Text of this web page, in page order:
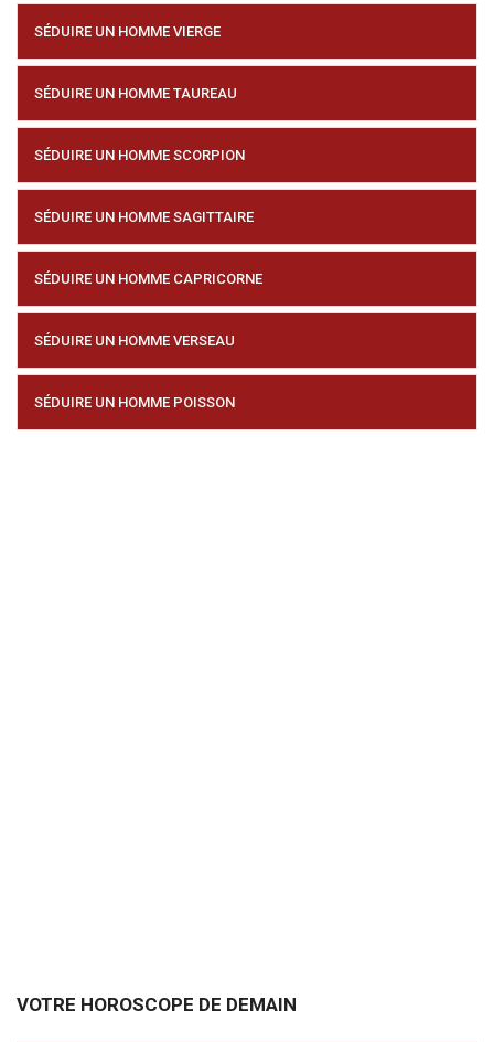
SÉDUIRE UN HOMME VIERGE
SÉDUIRE UN HOMME TAUREAU
SÉDUIRE UN HOMME SCORPION
SÉDUIRE UN HOMME SAGITTAIRE
SÉDUIRE UN HOMME CAPRICORNE
SÉDUIRE UN HOMME VERSEAU
SÉDUIRE UN HOMME POISSON
VOTRE HOROSCOPE DE DEMAIN